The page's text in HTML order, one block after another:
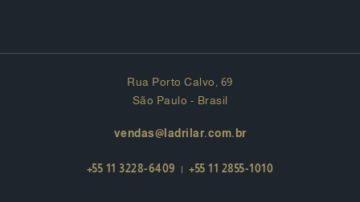
Rua Porto Calvo, 69
São Paulo - Brasil
vendas@ladrilar.com.br
+55 11 3228-6409 | +55 11 2855-1010